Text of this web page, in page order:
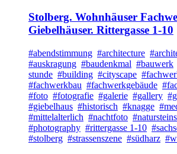
Stolberg. Wohnhäuser
Giebelhäuser. Rittergasse 1-10
#abendstimmung #architecture
#auskragung #baudenkmal #bauwerk
stunde #building #cityscape
#fachwerkbau #fachwerkgebäude
#foto #fotografie #galerie #gallery
#giebelhaus #historisch #knagge
#mittelalterlich #nachtfoto
#photography #rittergasse 1-10
#stolberg #strassenszene #südharz